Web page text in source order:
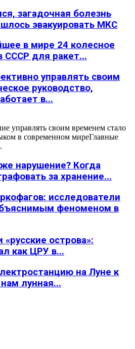
загадочная болезнь
эвакуировать МКС
в мире 24 колесное
СССР для ракет...
управлять своим
руководство,
в...
управлять своим временем стало
в современном миреГлавные
нарушение? Когда
за хранение...
исследователи
феноменом в
«русские острова»:
как ЦРУ в...
на Луне к
лунная...